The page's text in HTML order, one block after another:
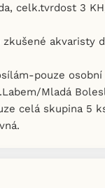
celk.tvrdost 3
zkušené akvaristy
pouze
Mladá
celá skupina 5